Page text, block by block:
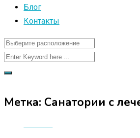
Блог
Контакты
Метка: Санатории с